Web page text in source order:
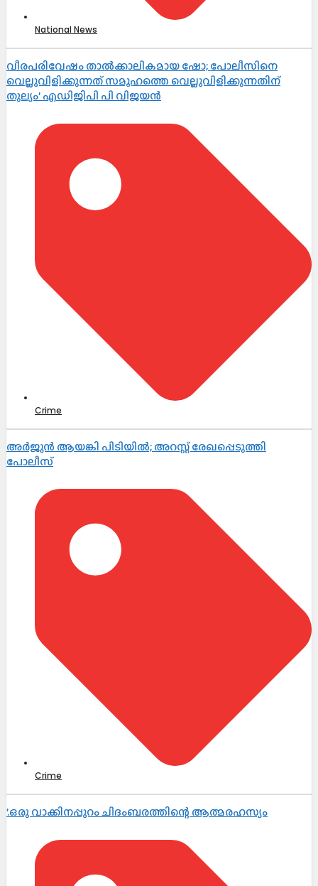
National News
വീരപരിവേഷം താൽക്കാലികമായ ഷോ; പോലീസിനെ
വെല്ലുവിളിക്കുന്നത് സമൂഹത്തെ വെല്ലുവിളിക്കുന്നതിന്
തുല്യം’ എഡിജിപി പി വിജയൻ
Crime
അർജുൻ ആയങ്കി പിടിയിൽ; അറസ്റ്റ് രേഖപ്പെടുത്തി
പോലീസ്
Crime
’.ഒരു വാക്കിനപ്പുറം ചിദംബരത്തിന്റെ ആത്മരഹസ്യം